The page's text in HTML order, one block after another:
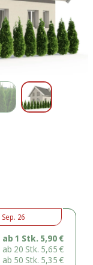
Sep. 26
ab 1 Stk. 5,90 €
ab 20 Stk. 5,65 €
ab 50 Stk. 5,35 €